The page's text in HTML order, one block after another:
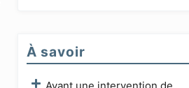
À savoir
Avant une intervention de